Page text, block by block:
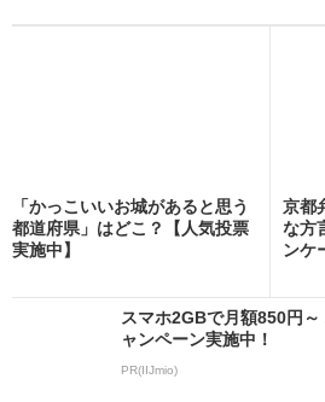
「かっこいいお城があると思う
都道府県」はどこ？【人気投票
実施中】
京都
な方
ンケ
スマホ2GBで月額850円
ャンペーン実施中！
PR(IIJmio)